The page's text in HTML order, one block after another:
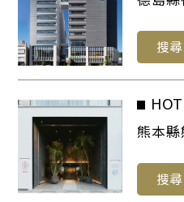
搜
熊本
搜